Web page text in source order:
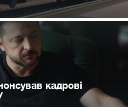
кадрові